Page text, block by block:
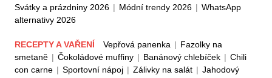
Svátky a prázdniny 2026 | Módní trendy 2026 | WhatsApp
alternativy 2026
RECEPTY A VAŘENÍ Vepřová panenka | Fazolky na
smetaně | Čokoládové muffiny | Banánový chlebíček | Chili
con carne | Sportovní nápoj | Zálivky na salát | Jahodový